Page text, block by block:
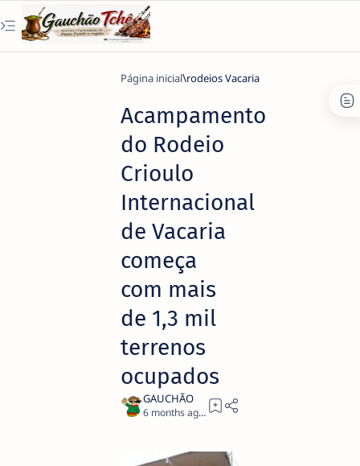
Página inicial rodeios Vacaria
Acampamento
do Rodeio
Crioulo
Internacional
de Vacaria
começa
com mais
de 1,3 mil
terrenos
ocupados
6 months ago 2